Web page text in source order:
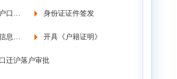
本市常住户口管理 身份证证件签发
户籍人口信息调查 开具《户籍证明》
迁沪落户审批